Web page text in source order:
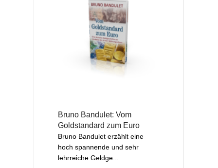
Bruno Bandulet: Vom
Goldstandard zum Euro
Bruno Bandulet erzählt eine
hoch spannende und sehr
lehrreiche Geldge...